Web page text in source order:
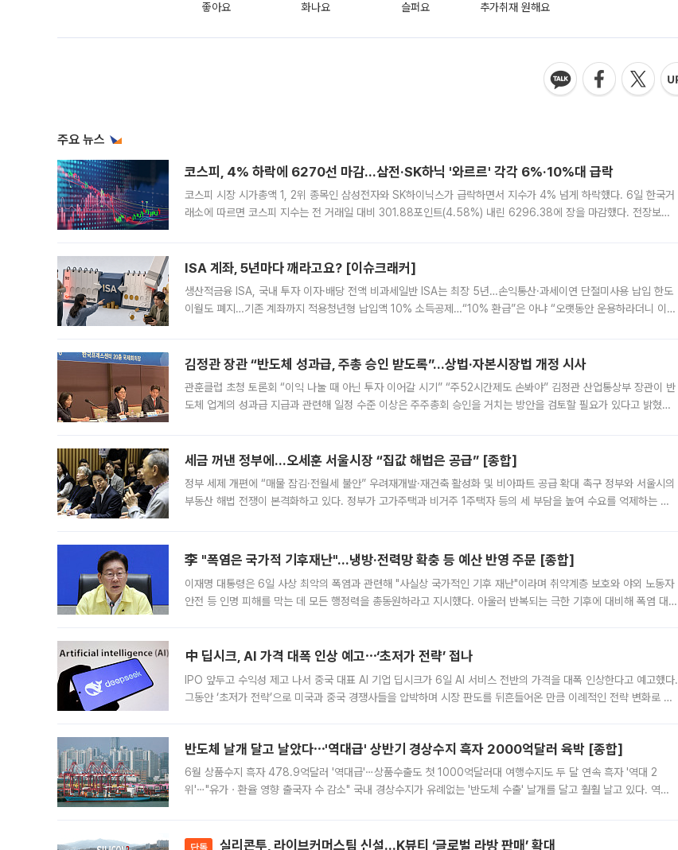
좋아요 화나요 슬퍼요 추가취재 원해요
주요 뉴스
코스피, 4% 하락에 6270선 마감…삼전·SK하닉 '와르르' 각각 6%·10%대 급락
코스피 시장 시가총액 1, 2위 종목인 삼성전자와 SK하이닉스가 급락하면서 지수가 4% 넘게 하락했다. 6일 한국거
래소에 따르면 코스피 지수는 전 거래일 대비 301.88포인트(4.58%) 내린 6296.38에 장을 마감했다. 전장보다
ISA 계좌, 5년마다 깨라고요? [이슈크래커]
생산적금융 ISA, 국내 투자 이자·배당 전액 비과세일반 ISA는 최장 5년…손익통산·과세이연 단절미사용 납입 한도
이월도 폐지…기존 계좌까지 적용청년형 납입액 10% 소득공제…“10% 환급”은 아냐 “오랫동안 운용하라더니 이제
김정관 장관 “반도체 성과급, 주총 승인 받도록”…상법·자본시장법 개정 시사
관훈클럽 초청 토론회 “이익 나눌 때 아닌 투자 이어갈 시기” “주52시간제도 손봐야” 김정관 산업통상부 장관이 반
도체 업계의 성과급 지급과 관련해 일정 수준 이상은 주주총회 승인을 거치는 방안을 검토할 필요가 있다고 밝혔다.
세금 꺼낸 정부에…오세훈 서울시장 “집값 해법은 공급” [종합]
정부 세제 개편에 “매물 잠김·전월세 불안” 우려재개발·재건축 활성화 및 비아파트 공급 확대 촉구 정부와 서울시의
부동산 해법 전쟁이 본격화하고 있다. 정부가 고가주택과 비거주 1주택자 등의 세 부담을 높여 수요를 억제하는 카
李 "폭염은 국가적 기후재난"…냉방·전력망 확충 등 예산 반영 주문 [종합]
이재명 대통령은 6일 사상 최악의 폭염과 관련해 "사실상 국가적인 기후 재난"이라며 취약계층 보호와 야외 노동자
안전 등 인명 피해를 막는 데 모든 행정력을 총동원하라고 지시했다. 아울러 반복되는 극한 기후에 대비해 폭염 대응
中 딥시크, AI 가격 대폭 인상 예고⋯‘초저가 전략’ 접나
IPO 앞두고 수익성 제고 나서 중국 대표 AI 기업 딥시크가 6일 AI 서비스 전반의 가격을 대폭 인상한다고 예고했다.
그동안 ‘초저가 전략’으로 미국과 중국 경쟁사들을 압박하며 시장 판도를 뒤흔들어온 만큼 이례적인 전략 변화로 평
반도체 날개 달고 날았다⋯'역대급' 상반기 경상수지 흑자 2000억달러 육박 [종합]
6월 상품수지 흑자 478.9억달러 '역대급'⋯상품수출도 첫 1000억달러대 여행수지도 두 달 연속 흑자 '역대 2
위'⋯"유가ㆍ환율 영향 출국자 수 감소" 국내 경상수지가 유례없는 '반도체 수출' 날개를 달고 훨훨 날고 있다. 역대
단독 실리콘투, 라이브커머스팀 신설…K뷰티 ‘글로벌 라방 판매’ 확대